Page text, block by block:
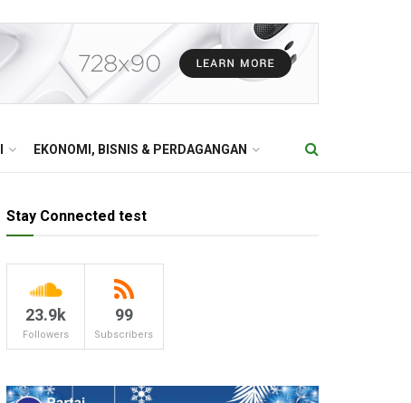
EKONOMI, BISNIS & PERDAGANGAN
Stay Connected test
23.9k
Followers
99
Subscribers